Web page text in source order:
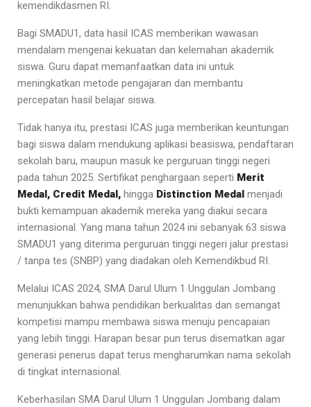
kemendikdasmen RI.
Bagi SMADU1, data hasil ICAS memberikan wawasan
mendalam mengenai kekuatan dan kelemahan akademik
siswa. Guru dapat memanfaatkan data ini untuk
meningkatkan metode pengajaran dan membantu
percepatan hasil belajar siswa.
Tidak hanya itu, prestasi ICAS juga memberikan keuntungan
bagi siswa dalam mendukung aplikasi beasiswa, pendaftaran
sekolah baru, maupun masuk ke perguruan tinggi negeri
pada tahun 2025. Sertifikat penghargaan seperti Merit
Medal, Credit Medal , hingga Distinction Medal menjadi
bukti kemampuan akademik mereka yang diakui secara
internasional. Yang mana tahun 2024 ini sebanyak 63 siswa
SMADU1 yang diterima perguruan tinggi negeri jalur prestasi
/ tanpa tes (SNBP) yang diadakan oleh Kemendikbud RI.
Melalui ICAS 2024, SMA Darul Ulum 1 Unggulan Jombang
menunjukkan bahwa pendidikan berkualitas dan semangat
kompetisi mampu membawa siswa menuju pencapaian
yang lebih tinggi. Harapan besar pun terus disematkan agar
generasi penerus dapat terus mengharumkan nama sekolah
di tingkat internasional.
Keberhasilan SMA Darul Ulum 1 Unggulan Jombang dalam